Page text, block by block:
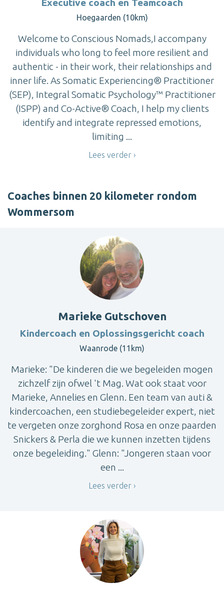
Executive coach en Teamcoach
Hoegaarden (10km)
Welcome to Conscious Nomads,I accompany
individuals who long to feel more resilient and
authentic - in their work, their relationships and
inner life. As Somatic Experiencing® Practitioner
(SEP), Integral Somatic Psychology™ Practitioner
(ISPP) and Co-Active® Coach, I help my clients
identify and integrate repressed emotions,
limiting ...
Lees verder
Coaches binnen 20 kilometer rondom
Wommersom
Marieke Gutschoven
Kindercoach en Oplossingsgericht coach
Waanrode (11km)
Marieke: "De kinderen die we begeleiden mogen
zichzelf zijn ofwel 't Mag. Wat ook staat voor
Marieke, Annelies en Glenn. Een team van auti &
kindercoachen, een studiebegeleider expert, niet
te vergeten onze zorghond Rosa en onze paarden
Snickers & Perla die we kunnen inzetten tijdens
onze begeleiding." Glenn: "Jongeren staan voor
een ...
Lees verder